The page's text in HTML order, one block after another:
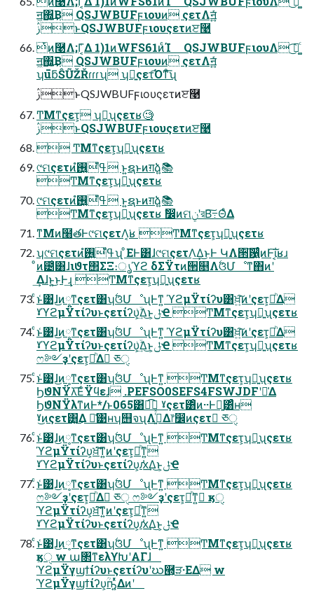
ॻ͖΍͍͔͢Β QSJWBUFϝιουͷ ςετΛॻ͍͍ͯͨ
ࢲͱQSJWBUFϝιουςετͷੲ࿩
ͭͷ࿩Λ;Γ͔͑Δ 1)1ͷWFS61ͷͨΊ QSJWBUFϝιουΛ ͜͡։͚ͨ
ॻ͖΍͍͔͢Β QSJWBUFϝιουͷ ςετΛॻ͍͍ͯͨ
ʮūƃŜŨŽŘɾɾɾʯ ʮྑ͍ςετ͡Όͳͦ͞͏ʯ
ࢲͱQSJWBUFϝιουςετͷੲ࿩
ͲΜͳςετ͕ ʮྑ͍ʯςετʁ🧐
ࢲͱQSJWBUFϝιουςετͷੲ࿩
 ͲΜͳςετ͕ʮྑ͍ʯςετʁ
୯ମςετͷߟ͑ํ࢖͍ํ ͱ͍͏ຊͱͷग़ձ͍📚
ͲΜͳςετ͕ʮྑ͍ʯςετʁ
୯ମςετͷߟ͑ํ࢖͍ํ ͱ͍͏ຊͱͷग़ձ͍📚
ͲΜͳςετ͕ʮྑ͍ʯςετʁ ࣗ෼ͷମݧʹরΒ͠߹ΘͤΔ
ͳΜͷ໨తͰ୯ମςετΛ͔͘ʁ ͲΜͳςετ͕ʮྑ͍ʯςετʁ
ʮ୯ମςετͷߟ͑ํ࢖͍ํʯ ͦΕͰ͸ɺ୯ମςετΛ͢Δ͜ͱͰ ԿΛ੒͠਱͍͛ͨͷͰ͠ΐ͏͔ʁɹ
ͦͷ౴͑͸ɺιϑτ΢ΣΞ։ൃϓϩ δΣΫτͷ੒௕Λ࣋ଓՄೳͳ΋ͷʹ
͢Δɺͱ͍͏͜ͱͰ͢ɻ ͲΜͳςετ͕ʮྑ͍ʯςετʁ
ͨͱ͑͹ɺ͜ͷ༷ͳςετ͸ʮ࣋ଓՄೳʯͰͳ͍ ϓϩμΫτίʔυ͸ਖ਼͍͠ͷʹςετ͕མͪΔ
ˠϓϩμΫτίʔυͱςετίʔυ͕ۙ͗͢Δ͜ͱ͕ݪҼ ͲΜͳςετ͕ʮྑ͍ʯςετʁ
ͨͱ͑͹ɺ͜ͷ༷ͳςετ͸ʮ࣋ଓՄೳʯͰͳ͍ ϓϩμΫτίʔυ͸ਖ਼͍͠ͷʹςετ͕མͪΔ
ˠϓϩμΫτίʔυͱςετίʔυ͕ۙ͗͢Δ͜ͱ͕ݪҼ ͲΜͳςετ͕ʮྑ͍ʯςετʁ
ෆ༻ҙʹςετ͕མͪΔ ِཅੑ
ͨͱ͑͹ɺ͜ͷ༷ͳςετ͸ʮ࣋ଓՄೳʯͰͳ͍ ͲΜͳςετ͕ʮྑ͍ʯςετʁ
ϦϑΝΫλ͞ΕͨΫϥεɺ .PEFSO0SEFS4FSWJDFʹม͑Δ
ϦϑΝΫλͳͷͰ*/ͱ065͸ಉ͡ ˠςετ͸ͦͷ··Ͱྑ͍͸ͣʜ
ˠ͜ͷςετ͸͚͜Δ ྫ͑͹ʜʮ஫จʯΛ࡞͍ͬͯΔ෦෼ͷςετ ِཅੑ
ͨͱ͑͹ɺ͜ͷ༷ͳςετ͸ʮ࣋ଓՄೳʯͰͳ͍ ͲΜͳςετ͕ʮྑ͍ʯςετʁ
ϓϩμΫτίʔυ͕ਖ਼͘͠ͳ͍ͷʹςετ͕མͪͳ͍
ˠϓϩμΫτίʔυͱςετίʔυ͕ԕ͗͢Δ͜ͱ͕ݪҼ
ͨͱ͑͹ɺ͜ͷ༷ͳςετ͸ʮ࣋ଓՄೳʯͰͳ͍ ͲΜͳςετ͕ʮྑ͍ʯςετʁ
ෆ༻ҙʹςετ͕མͪΔ ِཅੑ ෆ༻ҙʹςετ͕མͪͳ͍ ِӄੑ
ϓϩμΫτίʔυ͕ਖ਼͘͠ͳ͍ͷʹςετ͕མͪͳ͍
ˠϓϩμΫτίʔυͱςετίʔυ͕ԕ͗͢Δ͜ͱ͕ݪҼ
ͨͱ͑͹ɺ͜ͷ༷ͳςετ͸ʮ࣋ଓՄೳʯͰͳ͍ ͲΜͳςετ͕ʮྑ͍ʯςετʁ
ِӄੑ w ա৒ͳελϒԽʹΑΓɺ
ϓϩμΫγϣϯίʔυͱςετίʔυʹဃ཭͕ੜ·ΕΔ w
ϓϩμΫγϣϯίʔυ͕ؒҧ͍ͬͯΔͷʹ